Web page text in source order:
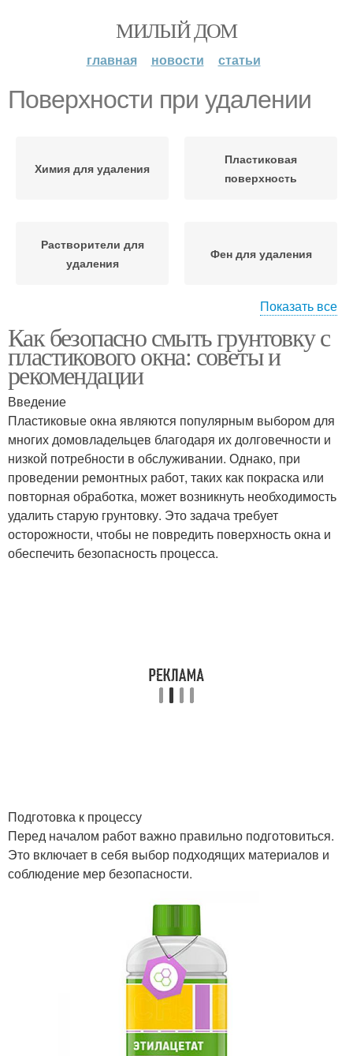
МИЛЫЙ ДОМ
главная новости статьи
Поверхности при удалении
Химия для удаления
Пластиковая
поверхность
Растворители для
удаления
Фен для удаления
Действия с
поверхности
Механическое удаление
Термическое удаление Химическое удаление
Средства для удаления Удаление с помощью
Показать все
Как безопасно смыть грунтовку с
пластикового окна: советы и
рекомендации
Введение
Пластиковые окна являются популярным выбором для
многих домовладельцев благодаря их долговечности и
низкой потребности в обслуживании. Однако, при
проведении ремонтных работ, таких как покраска или
повторная обработка, может возникнуть необходимость
удалить старую грунтовку. Это задача требует
осторожности, чтобы не повредить поверхность окна и
обеспечить безопасность процесса.
Подготовка к процессу
Перед началом работ важно правильно подготовиться.
Это включает в себя выбор подходящих материалов и
соблюдение мер безопасности.